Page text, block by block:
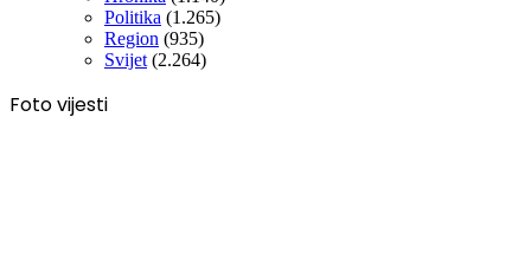
Politika (1.265)
Region (935)
Svijet (2.264)
Foto vijesti